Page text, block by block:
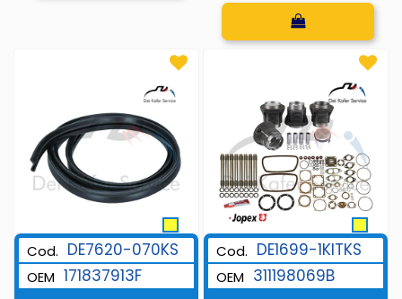
Quantità
Cod. DE7620-070KS
OEM 171837913F
Cod. DE1699-1KITKS
OEM 311198069B